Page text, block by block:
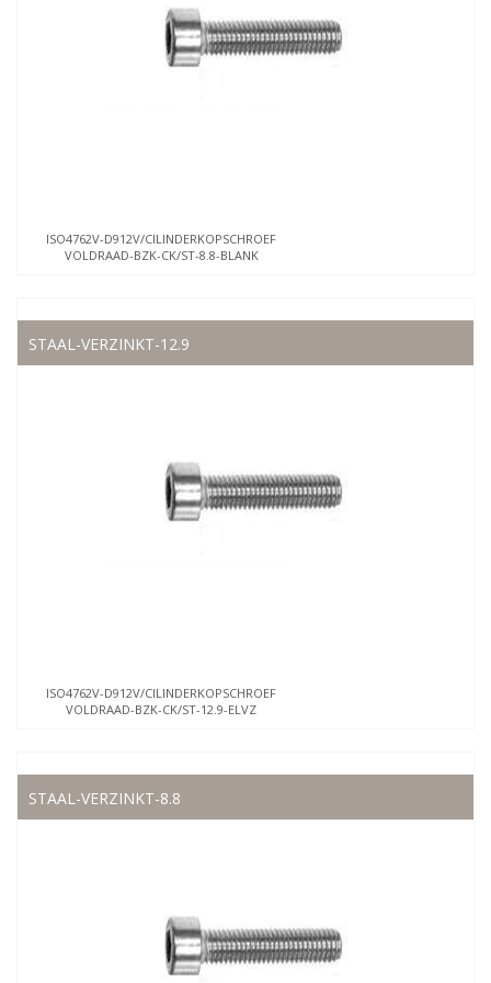
ISO4762V-D912V/CILINDERKOPSCHROEF
VOLDRAAD-BZK-CK/ST-8.8-BLANK
STAAL-VERZINKT-12.9
ISO4762V-D912V/CILINDERKOPSCHROEF
VOLDRAAD-BZK-CK/ST-12.9-ELVZ
STAAL-VERZINKT-8.8